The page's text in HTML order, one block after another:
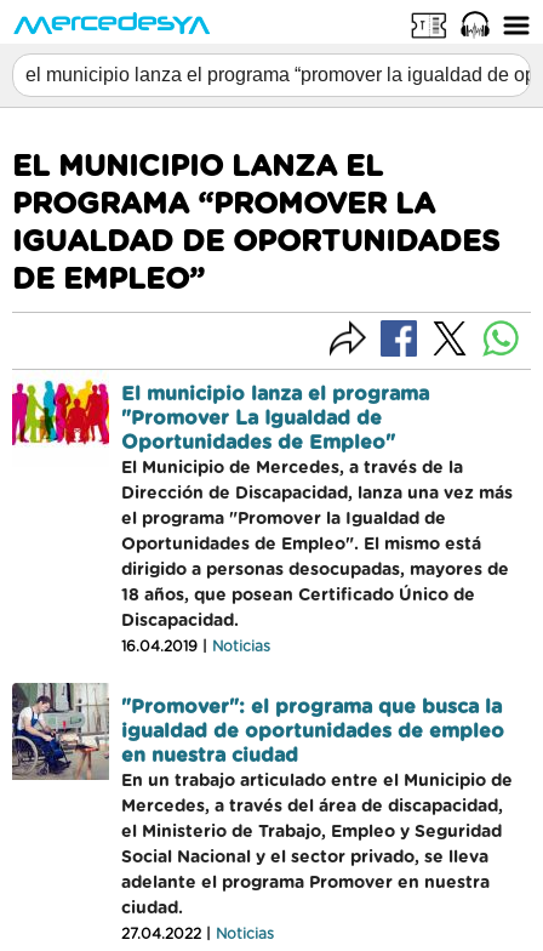
EL MUNICIPIO LANZA EL
PROGRAMA “PROMOVER LA
IGUALDAD DE OPORTUNIDADES
DE EMPLEO”
El municipio lanza el programa
"Promover La Igualdad de
Oportunidades de Empleo"
El Municipio de Mercedes, a través de la
Dirección de Discapacidad, lanza una vez más
el programa "Promover la Igualdad de
Oportunidades de Empleo". El mismo está
dirigido a personas desocupadas, mayores de
18 años, que posean Certificado Único de
Discapacidad.
16.04.2019 | Noticias
"Promover": el programa que busca la
igualdad de oportunidades de empleo
en nuestra ciudad
En un trabajo articulado entre el Municipio de
Mercedes, a través del área de discapacidad,
el Ministerio de Trabajo, Empleo y Seguridad
Social Nacional y el sector privado, se lleva
adelante el programa Promover en nuestra
ciudad.
27.04.2022 | Noticias